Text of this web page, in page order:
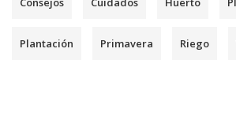
Plantación Primavera Riego